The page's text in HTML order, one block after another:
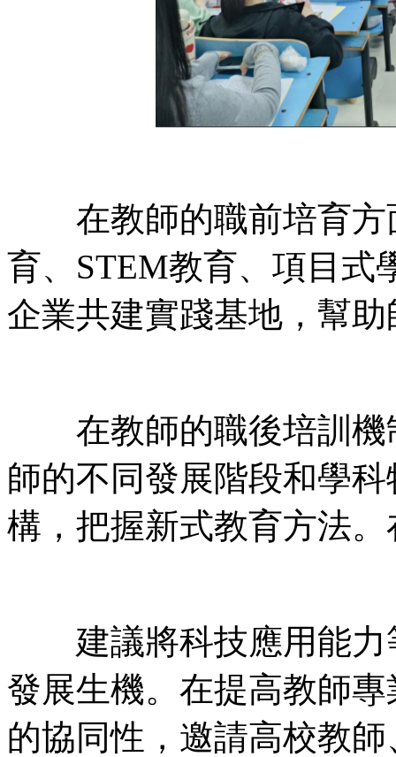
在教師的職前培育方
育、STEM教育、項目式
企業共建實踐基地，幫
在教師的職後培訓機
師的不同發展階段和學
構，把握新式教育方法
建議將科技應用能力
發展生機。在提高教師
的協同性，邀請高校教